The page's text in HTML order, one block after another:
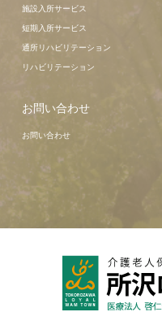
施設入所サービス
短期入所サービス
通所リハビリテーション
リハビリテーション
お問い合わせ
お問い合わせ